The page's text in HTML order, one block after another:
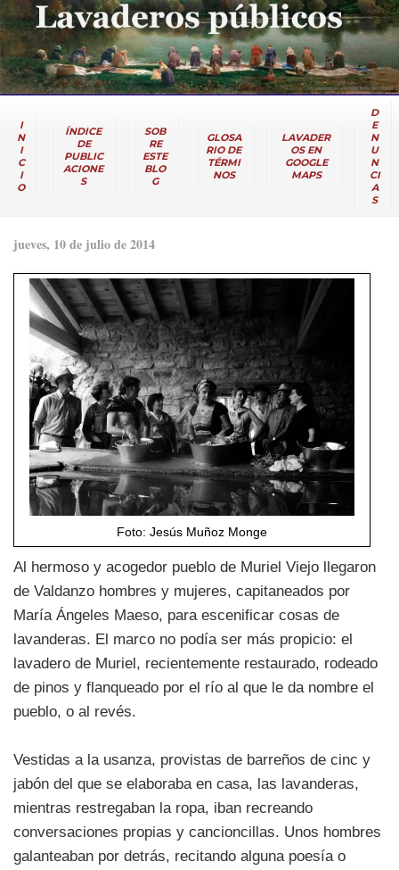
I
N
I
C
I
O
ÍNDICE
DE
PUBLIC
ACIONE
S
SOB
RE
ESTE
BLO
G
GLOSA
RIO DE
TÉRMI
NOS
LAVADER
OS EN
GOOGLE
MAPS
D
E
N
U
N
CI
A
S
jueves, 10 de julio de 2014
Foto: Jesús Muñoz Monge
Al hermoso y acogedor pueblo de Muriel Viejo llegaron
de Valdanzo hombres y mujeres, capitaneados por
María Ángeles Maeso, para escenificar cosas de
lavanderas. El marco no podía ser más propicio: el
lavadero de Muriel, recientemente restaurado, rodeado
de pinos y flanqueado por el río al que le da nombre el
pueblo, o al revés.
Vestidas a la usanza, provistas de barreños de cinc y
jabón del que se elaboraba en casa, las lavanderas,
mientras restregaban la ropa, iban recreando
conversaciones propias y cancioncillas. Unos hombres
galanteaban por detrás, recitando alguna poesía o